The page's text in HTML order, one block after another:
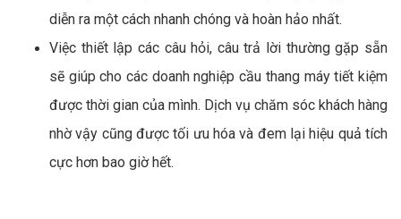
diễn ra một cách nhanh chóng và hoàn hảo nhất.
Việc thiết lập các câu hỏi, câu trả lời thường gặp sẵn
sẽ giúp cho các doanh nghiệp cầu thang máy tiết kiệm
được thời gian của mình. Dịch vụ chăm sóc khách hàng
nhờ vậy cũng được tối ưu hóa và đem lại hiệu quả tích
cực hơn bao giờ hết.